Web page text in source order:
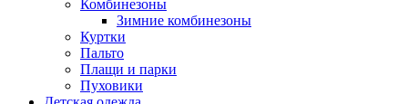
Комбинезоны
Зимние комбинезоны
Куртки
Пальто
Плащи и парки
Пуховики